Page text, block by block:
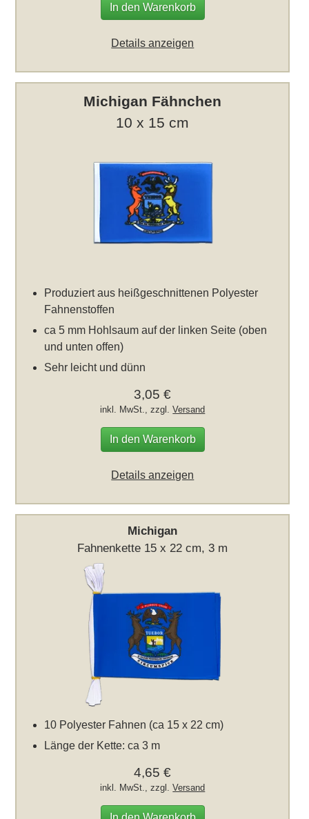
In den Warenkorb
Details anzeigen
Michigan Fähnchen
10 x 15 cm
Produziert aus heißgeschnittenen Polyester
Fahnenstoffen
ca 5 mm Hohlsaum auf der linken Seite (oben
und unten offen)
Sehr leicht und dünn
3,05 €
inkl. MwSt., zzgl.Versand
In den Warenkorb
Details anzeigen
Michigan
Fahnenkette 15 x 22 cm, 3 m
10 Polyester Fahnen (ca 15 x 22 cm)
Länge der Kette: ca 3 m
4,65 €
inkl. MwSt., zzgl.Versand